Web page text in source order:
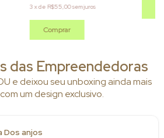
3 xde R$55,00sem juros
Comprar
das Empreendedoras
e deixou seu unboxing ainda mais
um design exclusivo.
Dos anjos